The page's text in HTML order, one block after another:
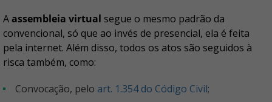
Aassembleia virtual segue o mesmo padrão da
convencional, só que ao invés de presencial, ela é feita
pela internet. Além disso, todos os atos são seguidos à
risca também, como:
Convocação, pelo art. 1.354 do Código Civil;